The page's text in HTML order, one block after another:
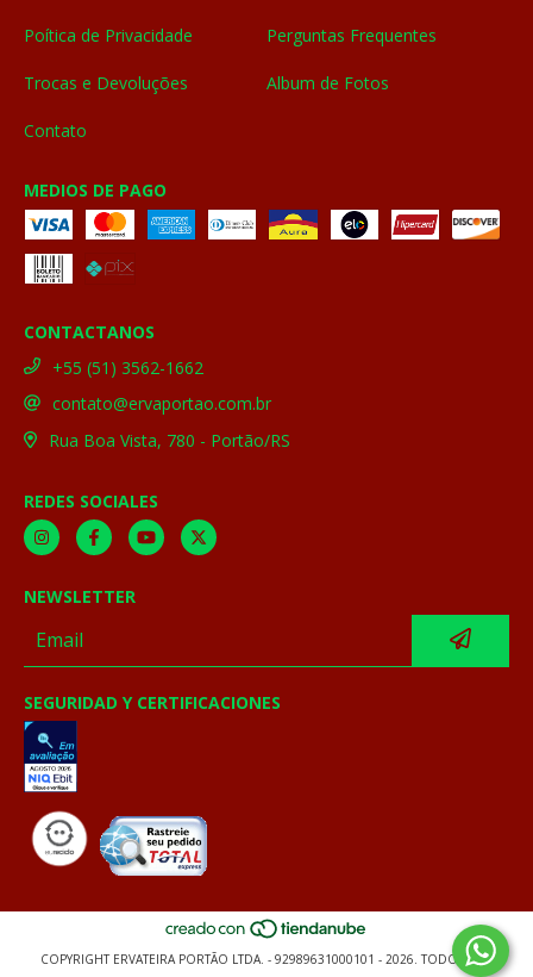
Poítica de Privacidade Perguntas Frequentes
Trocas e Devoluções Album de Fotos
Contato
MEDIOS DE PAGO
CONTACTANOS
+55 (51) 3562-1662
contato@ervaportao.com.br
Rua Boa Vista, 780 - Portão/RS
REDES SOCIALES
NEWSLETTER
SEGURIDAD Y CERTIFICACIONES
COPYRIGHT ERVATEIRA PORTÃO LTDA. - 92989631000101 - 2026. TODOS LOS